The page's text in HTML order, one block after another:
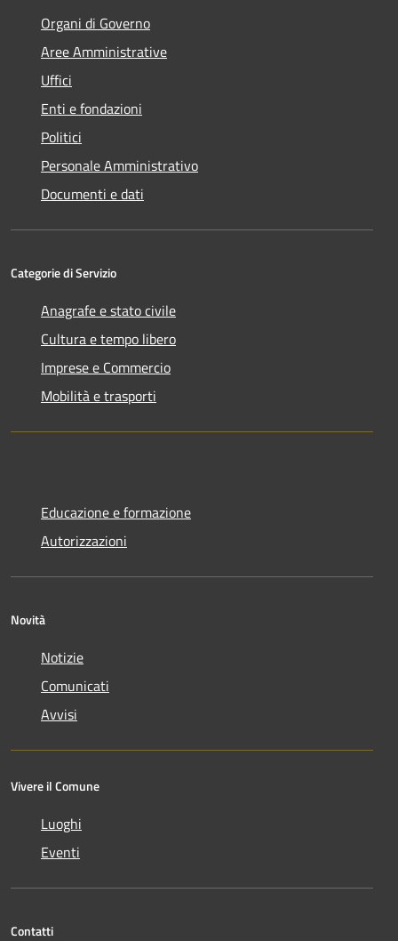
Organi di Governo
Aree Amministrative
Uffici
Enti e fondazioni
Politici
Personale Amministrativo
Documenti e dati
Categorie di Servizio
Anagrafe e stato civile
Cultura e tempo libero
Imprese e Commercio
Mobilità e trasporti
Educazione e formazione
Autorizzazioni
Novità
Notizie
Comunicati
Avvisi
Vivere il Comune
Luoghi
Eventi
Contatti